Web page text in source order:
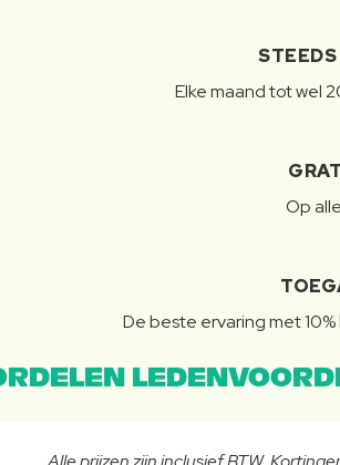
Elke maand tot wel
Op
De beste ervaring met